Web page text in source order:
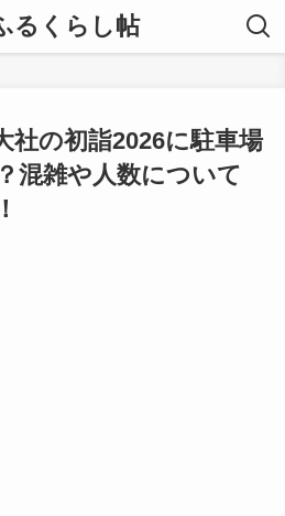
るくらし帖
社の初詣2026に駐車場
混雑や人数について